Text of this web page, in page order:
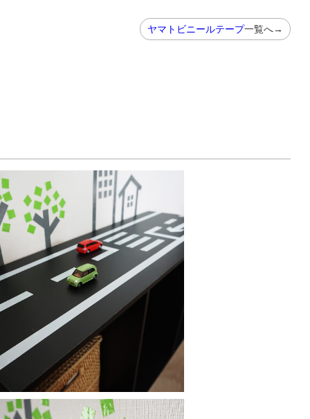
ヤマトビニールテープ一覧へ→